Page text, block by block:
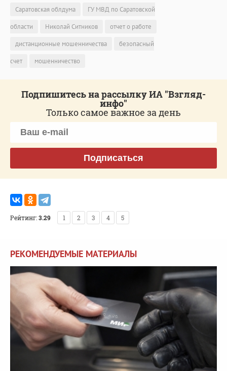
Саратовская облдума
ГУ МВД по Саратовской
области
Николай Ситников
отчет о работе
дистанционные мошенничества
безопасный
счет
мошенничество
Подпишитесь на рассылку ИА "Взгляд-
инфо"
Только самое важное за день
Подписаться
Рейтинг:3.29 1 2 3 4 5
РЕКОМЕНДУЕМЫЕ МАТЕРИАЛЫ